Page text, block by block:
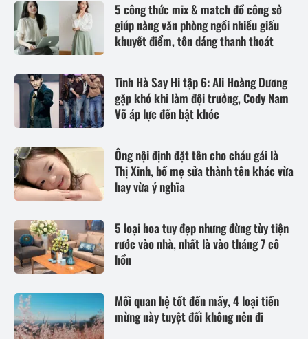
5 công thức mix & match đồ công sở
giúp nàng văn phòng ngồi nhiều giấu
khuyết điểm, tôn dáng thanh thoát
Tinh Hà Say Hi tập 6: Ali Hoàng Dương
gặp khó khi làm đội trưởng, Cody Nam
Võ áp lực đến bật khóc
Ông nội định đặt tên cho cháu gái là
Thị Xinh, bố mẹ sửa thành tên khác vừa
hay vừa ý nghĩa
5 loại hoa tuy đẹp nhưng đừng tùy tiện
rước vào nhà, nhất là vào tháng 7 cô
hồn
Mối quan hệ tốt đến mấy, 4 loại tiền
mừng này tuyệt đối không nên đi